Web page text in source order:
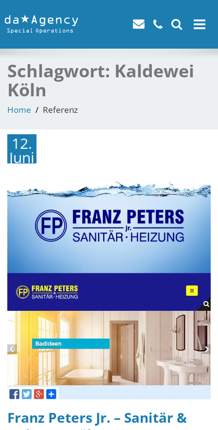
Toggle
Schlagwort: Kaldewei
Köln
Home Referenz
12.
Juni
Franz Peters Jr. – Sanitär &